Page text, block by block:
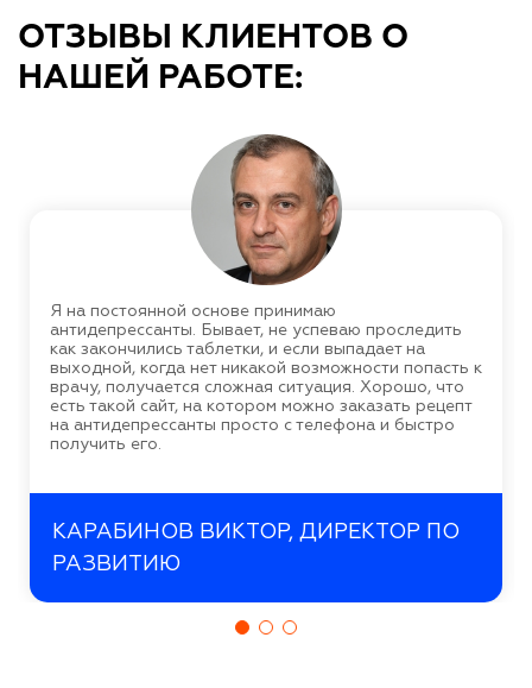
ОТЗЫВЫ КЛИЕНТОВ О
НАШЕЙ РАБОТЕ:
Я на постоянной основе принимаю
антидепрессанты. Бывает, не успеваю проследить
как закончились таблетки, и если выпадает на
выходной, когда нет никакой возможности попасть к
врачу, получается сложная ситуация. Хорошо, что
есть такой сайт, на котором можно заказать рецепт
на антидепрессанты просто с телефона и быстро
получить его.
КАРАБИНОВ ВИКТОР, ДИРЕКТОР ПО
РАЗВИТИЮ